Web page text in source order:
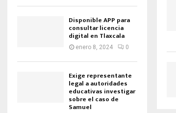
Disponible APP para
consultar licencia
digital en Tlaxcala
enero 8, 2024 0
Exige representante
legal a autoridades
educativas investigar
sobre el caso de
Samuel